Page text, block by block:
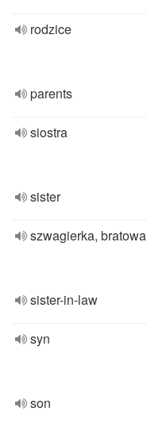
rodzice
parents
siostra
sister
szwagierka, bratowa
sister-in-law
syn
son